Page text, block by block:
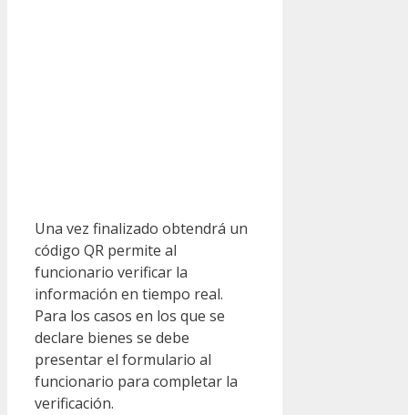
Una vez finalizado obtendrá un
código QR permite al
funcionario verificar la
información en tiempo real.
Para los casos en los que se
declare bienes se debe
presentar el formulario al
funcionario para completar la
verificación.